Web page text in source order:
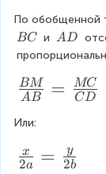
i
m
D
el
A
}
{
}
(
A
+
C
По обобщенной
\
\
C
BC и \
\
D
AD
\f
c
{
AB
BM = CD
MC
Или:
\f
2a
x = 2b
y